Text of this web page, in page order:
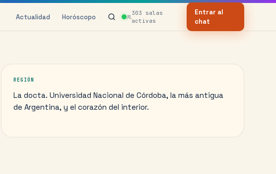
Actualidad Horóscopo 303 salas
activas
Entrar al
chat
REGIÓN
La docta. Universidad Nacional de Córdoba, la más antigua
de Argentina, y el corazón del interior.